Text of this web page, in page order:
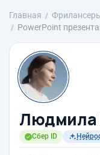
Главная
PowerPoint
Людмила
Сбер ID